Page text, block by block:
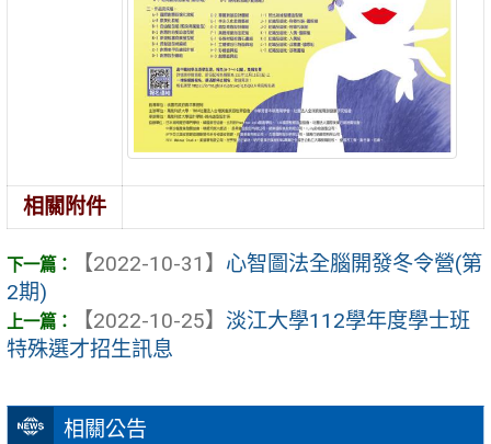
相關公告
相關附件
【2022-10-31】 心智圖法全腦開發冬令營(第
2期)
【2022-10-25】 淡江大學112學年度學士班
特殊選才招生訊息